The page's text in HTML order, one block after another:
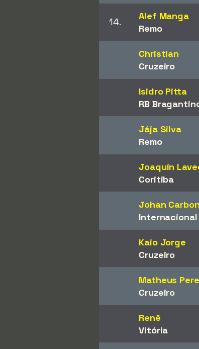
14.
Alef Manga
Remo
Christian
Cruzeiro
Isidro Pitta
RB
Jája Silva
Remo
Joaquín
Coritiba
Johan
Internacional
Kaio Jorge
Cruzeiro
Matheus
Cruzeiro
Renê
Vitória